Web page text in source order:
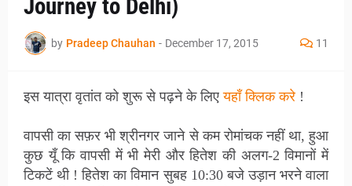
Journey to Delhi)
by Pradeep Chauhan - December 17, 2015 11
इस यात्रा वृतांत को शुरू से पढ़ने के लिएयहाँ क्लिक करे !
वापसी का सफ़र भी श्रीनगर जाने से कम रोमांचक नहीं था, हुआ
कुछ यूँ कि वापसी में भी मेरी और हितेश की अलग-2 विमानों में
टिकटें थी ! हितेश का विमान सुबह 10:30 बजे उड़ान भरने वाला